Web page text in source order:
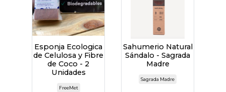
Esponja Ecologica
de Celulosa y Fibre
de Coco - 2
Unidades
FreeMet
Sahumerio Natural
Sándalo - Sagrada
Madre
Sagrada Madre